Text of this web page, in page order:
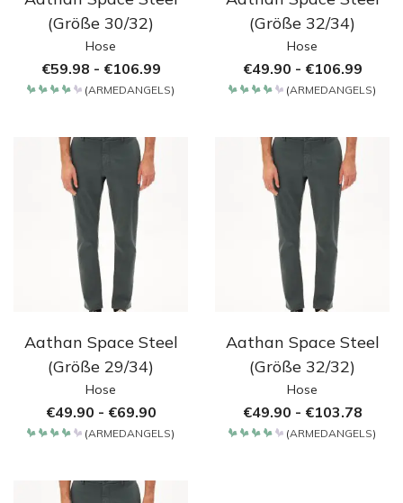
(Größe 30/32)
Hose
€59.98 - €106.99
(ARMEDANGELS)
(Größe 32/34)
Hose
€49.90 - €106.99
(ARMEDANGELS)
Aathan Space Steel
(Größe 29/34)
Hose
€49.90 - €69.90
(ARMEDANGELS)
Aathan Space Steel
(Größe 32/32)
Hose
€49.90 - €103.78
(ARMEDANGELS)